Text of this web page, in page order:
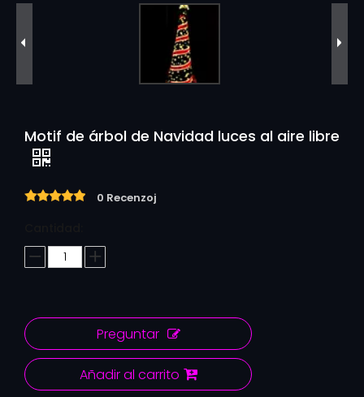
Motif de árbol de Navidad luces al aire libre
0 Recenzoj
Preguntar
Añadir al carrito